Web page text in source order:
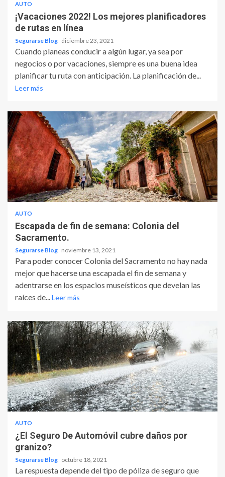
AUTO
¡Vacaciones 2022! Los mejores planificadores
de rutas en línea
Segurarse Blog diciembre 23, 2021
Cuando planeas conducir a algún lugar, ya sea por
negocios o por vacaciones, siempre es una buena idea
planificar tu ruta con anticipación. La planificación de...
Leer más
AUTO
Escapada de fin de semana: Colonia del
Sacramento.
Segurarse Blog noviembre 13, 2021
Para poder conocer Colonia del Sacramento no hay nada
mejor que hacerse una escapada el fin de semana y
adentrarse en los espacios museísticos que develan las
raíces de...Leer más
AUTO
¿El Seguro De Automóvil cubre daños por
granizo?
Segurarse Blog octubre 18, 2021
La respuesta depende del tipo de póliza de seguro que